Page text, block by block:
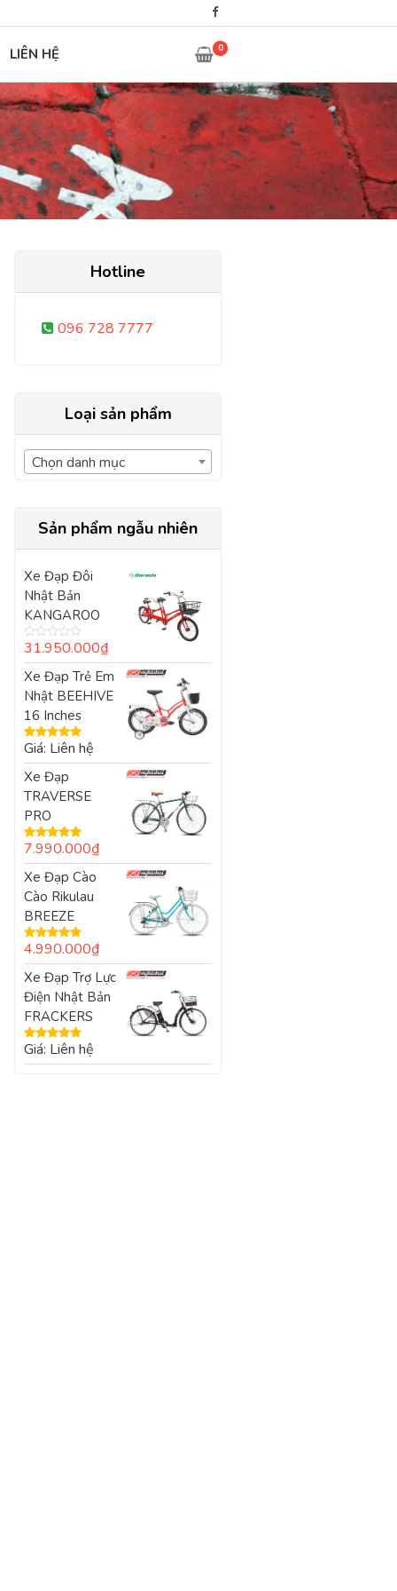
LIÊN HỆ 0
Hotline
096 728 7777
Loại sản phẩm
Chọn danh mục
Sản phẩm ngẫu nhiên
Xe Đạp Đôi
Nhật Bản
KANGAROO
Được
xếp
hạng
5
sao
31.950.000₫
Xe Đạp Trẻ Em
Nhật BEEHIVE
16 Inches
Được xếp
hạng5.005
sao
Giá: Liên hệ
Xe Đạp
TRAVERSE
PRO
Được xếp
hạng5.005
sao
7.990.000₫
Xe Đạp Cào
Cào Rikulau
BREEZE
Được xếp
hạng5.005
sao
4.990.000₫
Xe Đạp Trợ Lực
Điện Nhật Bản
FRACKERS
Được xếp
hạng5.005
Giá: Liên hệ